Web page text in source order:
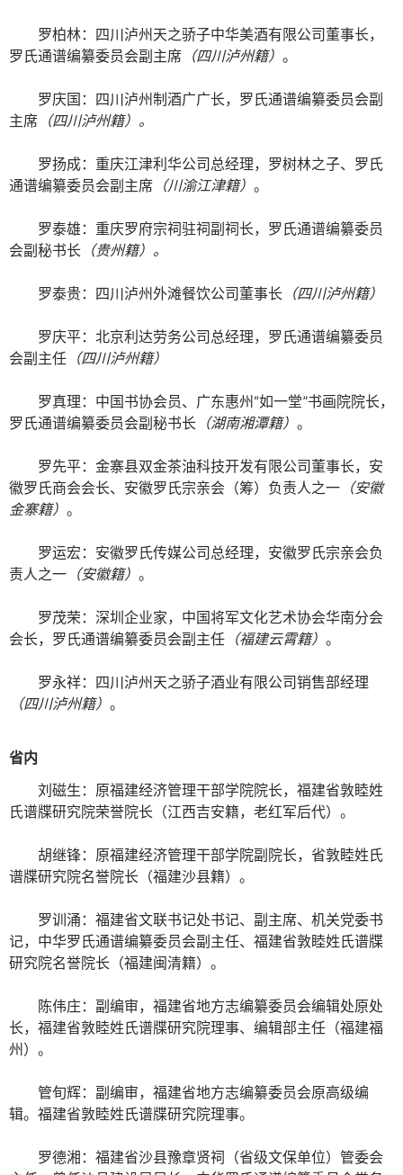
罗柏林：四川泸州天之骄子中华美酒有限公司董事长，
罗氏通谱编纂委员会副主席 （四川泸州籍） 。
罗庆国：四川泸州制酒广广长，罗氏通谱编纂委员会副
主席 （四川泸州籍）。
罗扬成：重庆江津利华公司总经理，罗树林之子、罗氏
通谱编纂委员会副主席 （川渝江津籍） 。
罗泰雄：重庆罗府宗祠驻祠副祠长，罗氏通谱编纂委员
会副秘书长 （贵州籍）。
罗泰贵：四川泸州外滩餐饮公司董事长 （四川泸州籍）
罗庆平：北京利达劳务公司总经理，罗氏通谱编纂委员
会副主任 （四川泸州籍）
罗真理：中国书协会员、广东惠州“如一堂”书画院院长，
罗氏通谱编纂委员会副秘书长 （湖南湘潭籍） 。
罗先平：金寨县双金茶油科技开发有限公司董事长，安
徽罗氏商会会长、安徽罗氏宗亲会（筹）负责人之一 （安徽
金寨籍） 。
罗运宏：安徽罗氏传媒公司总经理，安徽罗氏宗亲会负
责人之一 （安徽籍） 。
罗茂荣：深圳企业家，中国将军文化艺术协会华南分会
会长，罗氏通谱编纂委员会副主任 （福建云霄籍） 。
罗永祥：四川泸州天之骄子酒业有限公司销售部经理
（四川泸州籍） 。
省内
刘磁生：原福建经济管理干部学院院长，福建省敦睦姓
氏谱牒研究院荣誉院长（江西吉安籍，老红军后代）。
胡继锋：原福建经济管理干部学院副院长，省敦睦姓氏
谱牒研究院名誉院长（福建沙县籍）。
罗训涌：福建省文联书记处书记、副主席、机关党委书
记，中华罗氏通谱编纂委员会副主任、福建省敦睦姓氏谱牒
研究院名誉院长（福建闽清籍）。
陈伟庄：副编审，福建省地方志编纂委员会编辑处原处
长，福建省敦睦姓氏谱牒研究院理事、编辑部主任（福建福
州）。
管旬辉：副编审，福建省地方志编纂委员会原高级编
辑。福建省敦睦姓氏谱牒研究院理事。
罗德湘：福建省沙县豫章贤祠（省级文保单位）管委会